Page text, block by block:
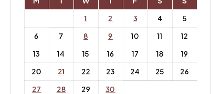
1
2 3 4
5
6
7 8 9 10 11
12
13
14 15 16 17 18
19
20
21 22 23 24 25
26
27
28 29 30